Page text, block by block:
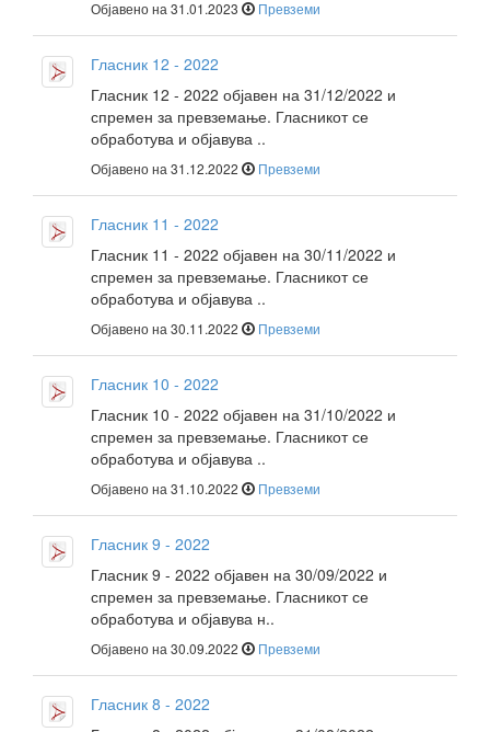
Објавено на 31.01.2023 Превземи
Гласник 12 - 2022
Гласник 12 - 2022 објавен на 31/12/2022 и
спремен за превземање. Гласникот се
обработува и објавува ..
Објавено на 31.12.2022 Превземи
Гласник 11 - 2022
Гласник 11 - 2022 објавен на 30/11/2022 и
спремен за превземање. Гласникот се
обработува и објавува ..
Објавено на 30.11.2022 Превземи
Гласник 10 - 2022
Гласник 10 - 2022 објавен на 31/10/2022 и
спремен за превземање. Гласникот се
обработува и објавува ..
Објавено на 31.10.2022 Превземи
Гласник 9 - 2022
Гласник 9 - 2022 објавен на 30/09/2022 и
спремен за превземање. Гласникот се
обработува и објавува н..
Објавено на 30.09.2022 Превземи
Гласник 8 - 2022